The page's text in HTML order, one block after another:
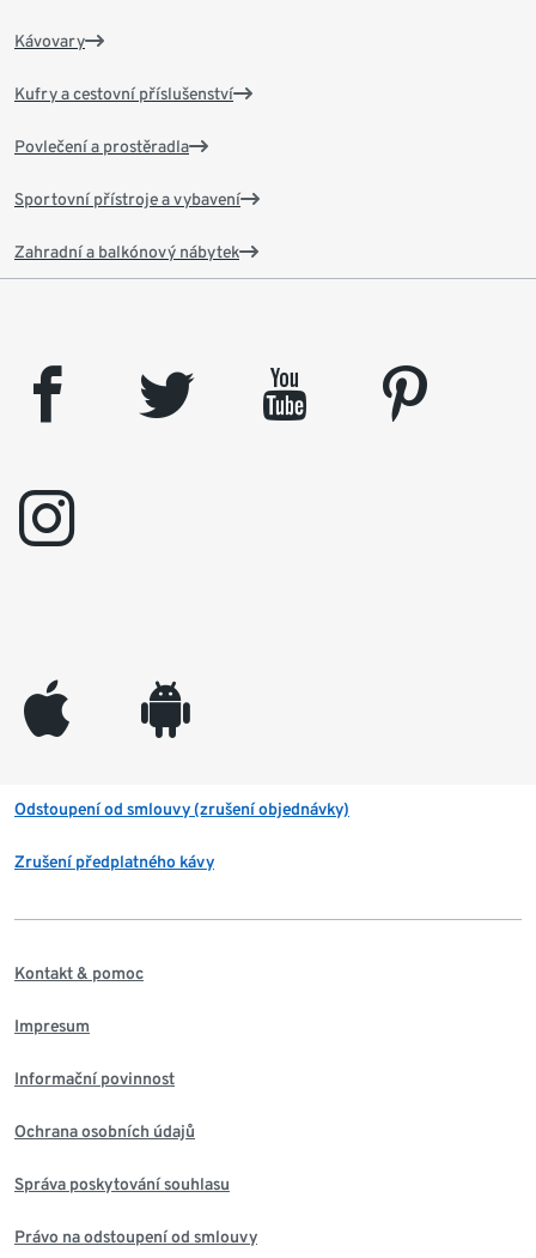
Kávovary
Kufry a cestovní příslušenství
Povlečení a prostěradla
Sportovní přístroje a vybavení
Zahradní a balkónový nábytek
facebook twitter youtube
pinterest
instagram
appleinc android
Odstoupení od smlouvy (zrušení objednávky)
Zrušení předplatného kávy
Kontakt & pomoc
Impresum
Informační povinnost
Ochrana osobních údajů
Správa poskytování souhlasu
Právo na odstoupení od smlouvy